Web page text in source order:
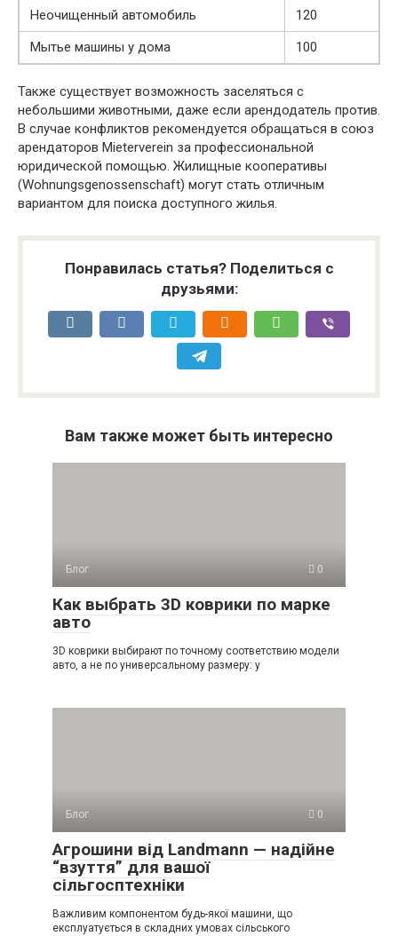
Неочищенный автомобиль
120
Мытье машины у дома
100
Также существует возможность заселяться с
небольшими животными, даже если арендодатель против.
В случае конфликтов рекомендуется обращаться в союз
арендаторов Mieterverein за профессиональной
юридической помощью. Жилищные кооперативы
(Wohnungsgenossenschaft) могут стать отличным
вариантом для поиска доступного жилья.
Понравилась статья? Поделиться с
друзьями:
Вам также может быть интересно
Блог 0
Как выбрать 3D коврики по марке
авто
3D коврики выбирают по точному соответствию модели
авто, а не по универсальному размеру: у
Блог 0
Агрошини від Landmann — надійне
“взуття” для вашої
сільгосптехніки
Важливим компонентом будь-якої машини, що
експлуатується в складних умовах сільського